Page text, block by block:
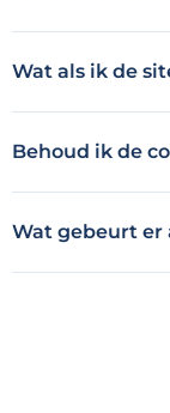
Wat als ik de
Behoud ik de
Wat gebeurt er